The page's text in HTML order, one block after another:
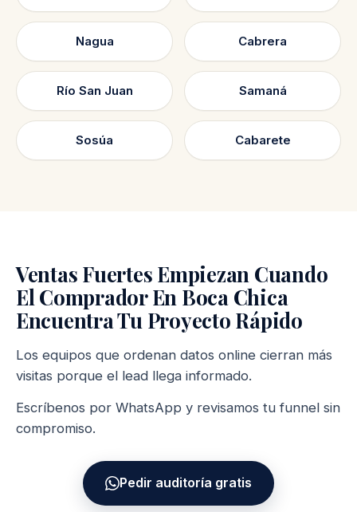
Nagua Cabrera
Río San Juan Samaná
Sosúa Cabarete
Ventas Fuertes Empiezan Cuando
El Comprador En Boca Chica
Encuentra Tu Proyecto Rápido
Los equipos que ordenan datos online cierran más
visitas porque el lead llega informado.
Escríbenos por WhatsApp y revisamos tu funnel sin
compromiso.
Pedir auditoría gratis